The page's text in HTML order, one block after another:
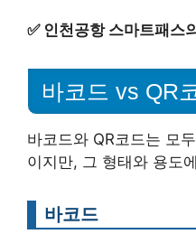
✅ 인천공항 스마트패스
바코드 vs QR
바코드와 QR코드는 모
이지만, 그 형태와 용도
바코드